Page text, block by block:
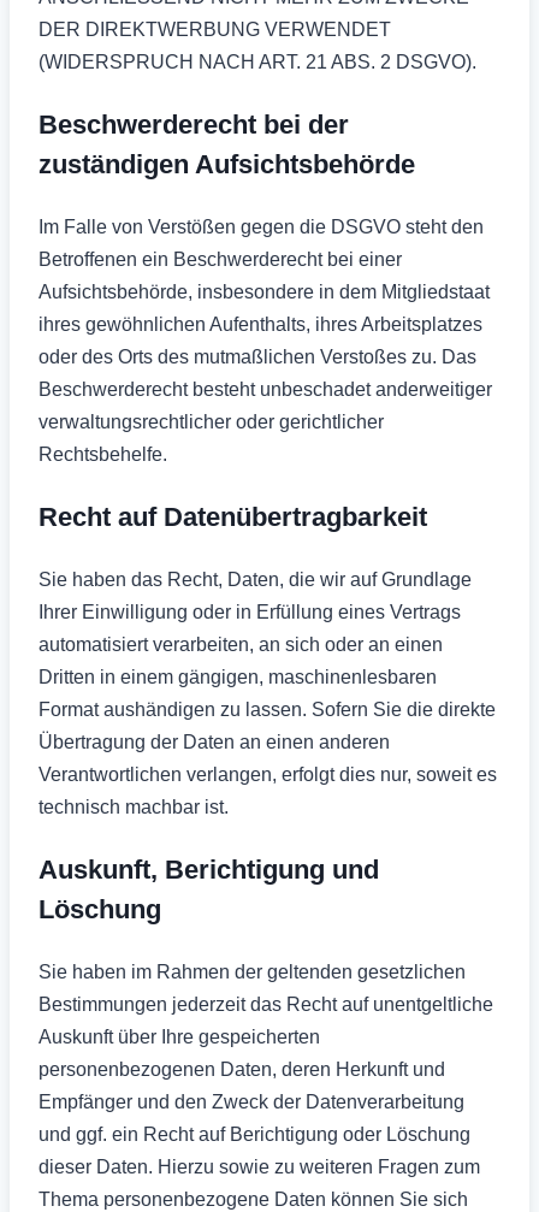
DER DIREKTWERBUNG VERWENDET
(WIDERSPRUCH NACH ART. 21 ABS. 2 DSGVO).
Beschwerde­recht bei der
zuständigen Aufsichts­behörde
Im Falle von Verstößen gegen die DSGVO steht den
Betroffenen ein Beschwerderecht bei einer
Aufsichtsbehörde, insbesondere in dem Mitgliedstaat
ihres gewöhnlichen Aufenthalts, ihres Arbeitsplatzes
oder des Orts des mutmaßlichen Verstoßes zu. Das
Beschwerderecht besteht unbeschadet anderweitiger
verwaltungsrechtlicher oder gerichtlicher
Rechtsbehelfe.
Recht auf Daten­übertrag­barkeit
Sie haben das Recht, Daten, die wir auf Grundlage
Ihrer Einwilligung oder in Erfüllung eines Vertrags
automatisiert verarbeiten, an sich oder an einen
Dritten in einem gängigen, maschinenlesbaren
Format aushändigen zu lassen. Sofern Sie die direkte
Übertragung der Daten an einen anderen
Verantwortlichen verlangen, erfolgt dies nur, soweit es
technisch machbar ist.
Auskunft, Berichtigung und
Löschung
Sie haben im Rahmen der geltenden gesetzlichen
Bestimmungen jederzeit das Recht auf unentgeltliche
Auskunft über Ihre gespeicherten
personenbezogenen Daten, deren Herkunft und
Empfänger und den Zweck der Datenverarbeitung
und ggf. ein Recht auf Berichtigung oder Löschung
dieser Daten. Hierzu sowie zu weiteren Fragen zum
Thema personenbezogene Daten können Sie sich